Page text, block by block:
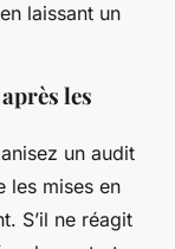
laissant un
les
un audit
les mises en
S’il ne réagit